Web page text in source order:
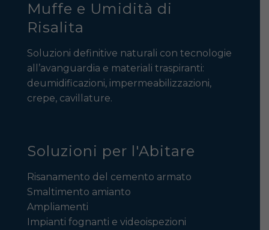
Muffe e Umidità di
Risalita
Soluzioni definitive naturali con tecnologie
all’avanguardia e materiali traspiranti:
deumidificazioni, impermeabilizzazioni,
crepe, cavillature.
Soluzioni per l'Abitare
Risanamento del cemento armato
Smaltimento amianto
Ampliamenti
Impianti fognanti e videoispezioni